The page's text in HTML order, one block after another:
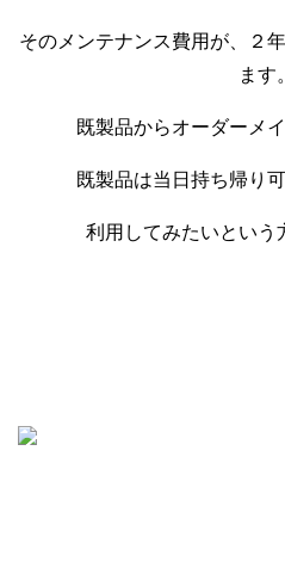
そのメンテナンス費用が、２
ます。
既製品からオーダーメ
既製品は当日持ち帰り
利用してみたいという